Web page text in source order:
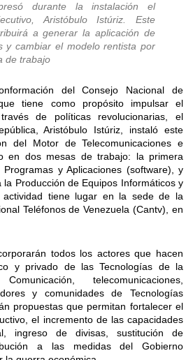
durante la instalación el
Aristóbulo Istúriz. Este
a generar la aplicación de
y cambiar el modelo rentista por
de trabajo
del Consejo Nacional de
tiene como propósito impulsar el
de políticas revolucionarias, el
Aristóbulo Istúriz, instaló este
del Motor de Telecomunicaciones e
en dos mesas de trabajo: la primera
y Aplicaciones (software), y
Producción de Equipos Informáticos y
actividad tiene lugar en la sede de la
Teléfonos de Venezuela (Cantv), en
todos los actores que hacen
y privado de las Tecnologías de la
telecomunicaciones,
y comunidades de Tecnologías
propuestas que permitan fortalecer el
el incremento de las capacidades
ingreso de divisas, sustitución de
a las medidas del Gobierno